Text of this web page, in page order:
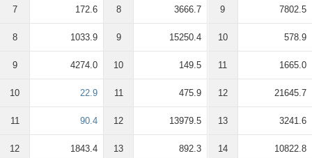
7 172.6
8 1033.9
9 4274.0
10 22.9
11 90.4
12 1843.4
8 3666.7
9 15250.4
10 149.5
11 475.9
12 13979.5
13 892.3
9 7802.5
10 578.9
11 1665.0
12 21645.7
13 3241.6
14 10822.8